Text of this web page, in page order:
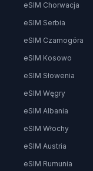
eSIM Chorwacja
eSIM Serbia
eSIM Czarnogóra
eSIM Kosowo
eSIM Słowenia
eSIM Węgry
eSIM Albania
eSIM Włochy
eSIM Austria
eSIM Rumunia